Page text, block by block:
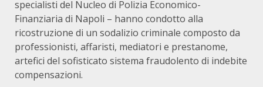
specialisti del Nucleo di Polizia Economico-
Finanziaria di Napoli – hanno condotto alla
ricostruzione di un sodalizio criminale composto da
professionisti, affaristi, mediatori e prestanome,
artefici del sofisticato sistema fraudolento di indebite
compensazioni.